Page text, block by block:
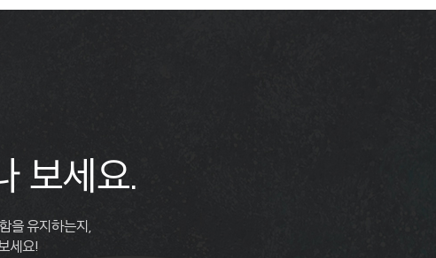
보세요.
을 유지하는지,
세요!